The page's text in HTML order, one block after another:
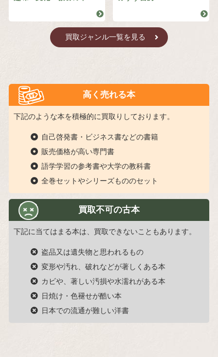
買取ジャンル一覧を見る
高く売れる本
下記のような本を積極的に買取りしております。
自己啓発書・ビジネス書などの書籍
販売価格が高い専門書
語学学習の参考書や大学の教科書
全巻セットやシリーズもののセット
買取不可の古本
下記に当てはまる本は、買取できないこともあります。
盗品又は遺失物と思われるもの
変形や汚れ、破れなどが著しくある本
カビや、著しい汚損や水濡れがある本
日焼け・色褪せが酷い本
日本での流通が難しい洋書